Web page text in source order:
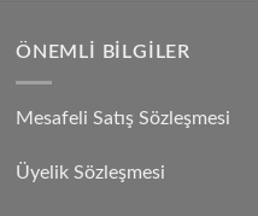
ÖNEMLI BILGILER
Mesafeli Satış Sözleşmesi
Üyelik Sözleşmesi